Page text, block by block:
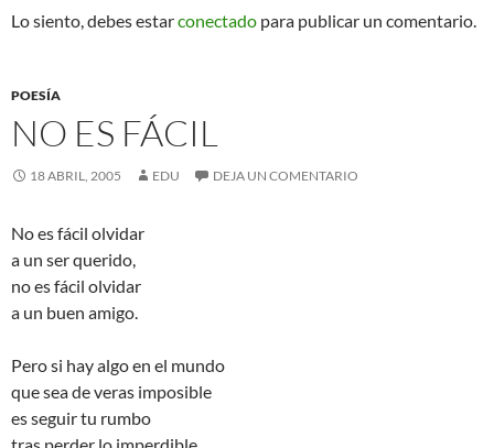
Lo siento, debes estarconectado para publicar un comentario.
POESÍA
NO ES FÁCIL
18 ABRIL, 2005 EDU DEJA UN COMENTARIO
No es fácil olvidar
a un ser querido,
no es fácil olvidar
a un buen amigo.
Pero si hay algo en el mundo
que sea de veras imposible
es seguir tu rumbo